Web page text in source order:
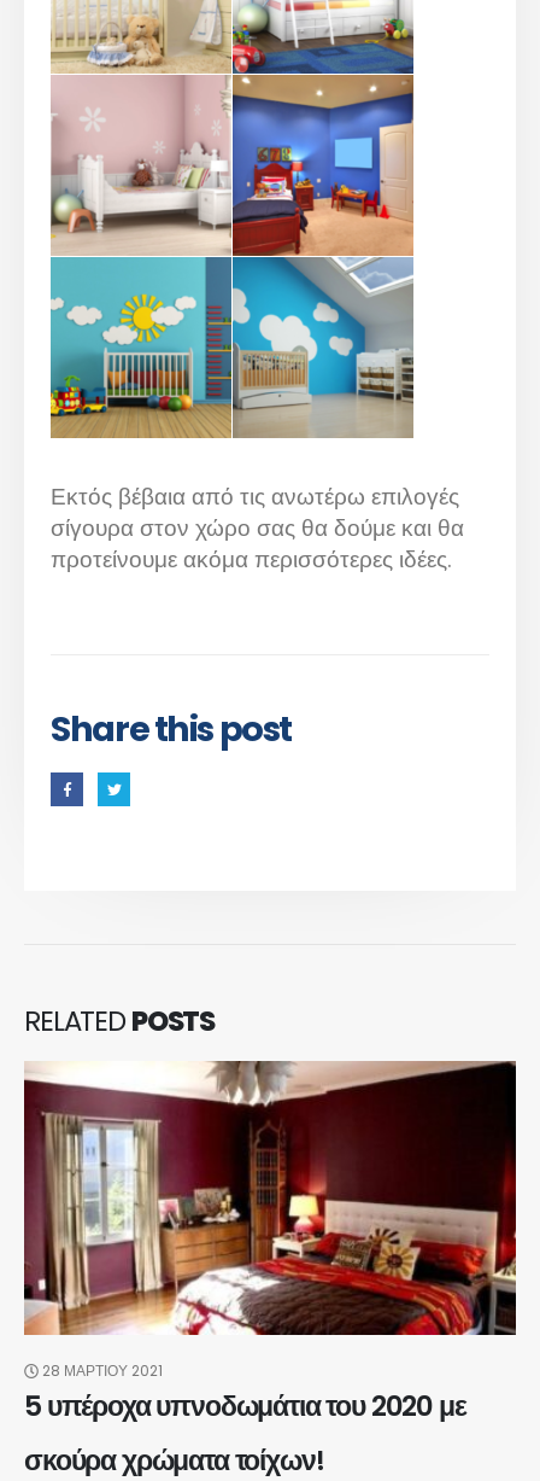
Εκτός βέβαια από τις ανωτέρω επιλογές
σίγουρα στον χώρο σας θα δούμε και θα
προτείνουμε ακόμα περισσότερες ιδέες.
Share this post
RELATEDPOSTS
28 ΜΑΡΤΊΟΥ 2021
5 υπέροχα υπνοδωμάτια του 2020 με
σκούρα χρώματα τοίχων!